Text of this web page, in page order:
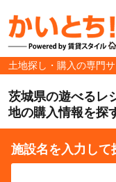
土地探し・購入の専門サ
茨城県の遊べるレ
地の購入情報を探
施設名を入力して